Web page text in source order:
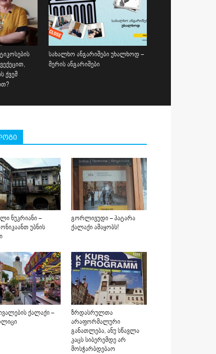
ქვეშ
სახალხო ანგარიშები უხალხოდ –
მერის ანგარიშები
ნუკრიანი –
უბნის
გორლივუდი – პატარა
ქალაქი ამაყობს!
ქალაქი –
ზრდასრულთა
არაფორმალური
განათლება, ანუ სწავლა
კაცს სიბერემდე არ
მოსჭარბდებაო